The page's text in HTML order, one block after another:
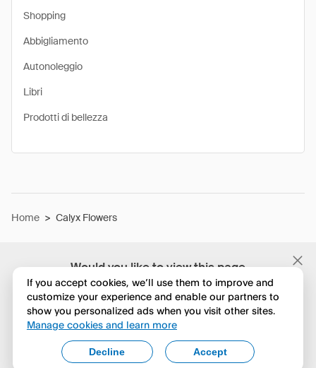
Would you like to view this page
in English?
No, continua a esplorare
Yes, change to English
Shopping
Abbigliamento
Autonoleggio
Libri
Prodotti di bellezza
Home > Calyx Flowers
If you accept cookies, we’ll use them to improve and
customize your experience and enable our partners to
show you personalized ads when you visit other sites.
Manage cookies and learn more
Accept
Decline